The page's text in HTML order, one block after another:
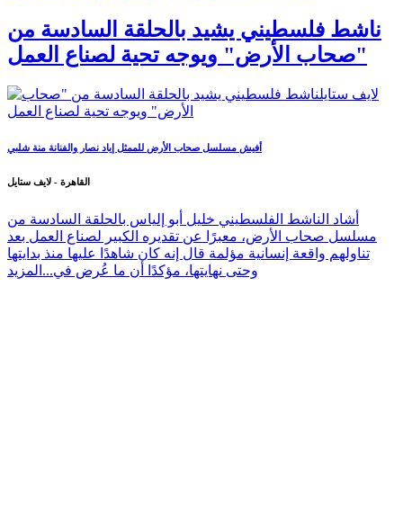
ناشط فلسطيني يشيد بالحلقة السادسة من
"صحاب الأرض" ويوجه تحية لصناع العمل
أفيش مسلسل صحاب الأرض للممثل إياد نصار والفنانة منة شلبي
القاهرة - لايف ستايل
أشاد الناشط الفلسطيني خليل أبو إلياس بالحلقة السادسة من
مسلسل صحاب الأرض، معبرًا عن تقديره الكبير لصناع العمل بعد
تناولهم واقعة إنسانية مؤلمة قال إنه كان شاهدًا عليها منذ بدايتها
وحتى نهايتها، مؤكدًا أن ما عُرض في... المزيد